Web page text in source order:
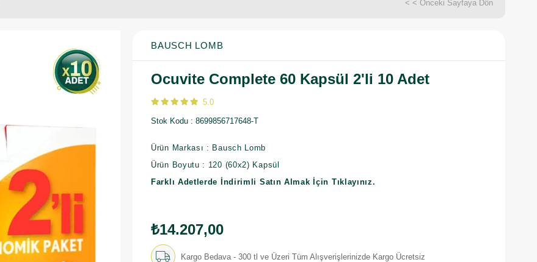
< < Önceki Sayfaya Dön
BAUSCH LOMB
Ocuvite Complete 60 Kapsül 2'li 10 Adet
5.0
Stok Kodu 8699856717648-T
Ürün Markası : Bausch Lomb
Ürün Boyutu : 120 (60x2) Kapsül
Farklı Adetlerde İndirimli Satın Almak İçin Tıklayınız.
₺14.207,00
Kargo Bedava - 300 tl ve Üzeri Tüm Alışverişlerinizde Kargo Ücretsiz